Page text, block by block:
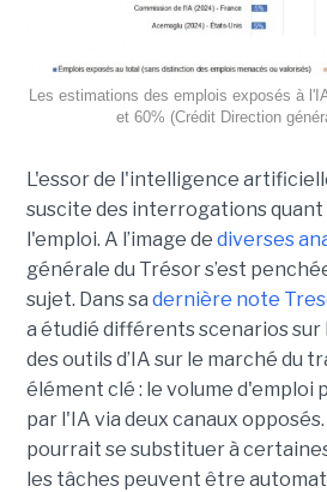
Les estimations des emplois exposés à
et 60% (Crédit Direction
L'essor de l'intelligence
suscite des interrogations quant
l'emploi. A l’image de diverses
générale du Trésor s’est
sujet. Dans sa dernière note
a étudié différents scenarios sur
des outils d’IA sur le marché du
élément clé : le volume
par l'IA via deux canaux
pourrait se substituer à
les tâches peuvent être